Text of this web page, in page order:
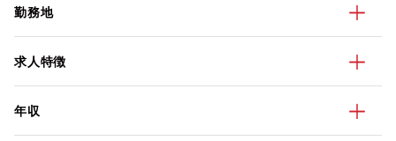
勤務地
求人特徴
年収